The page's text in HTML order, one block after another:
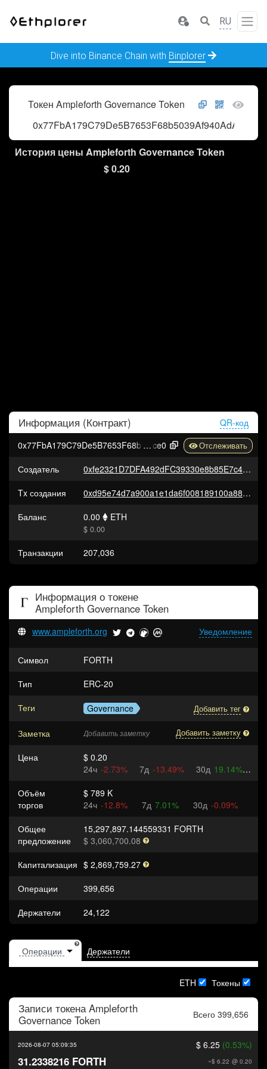
RU
Dive into Binance Chain with Binplorer
Токен Ampleforth Governance Token
0x77FbA179C79De5B7653F68b5039Af940AdA60ce0
История цены Ampleforth Governance Token
$ 0.20
Информация (Контракт)
QR-код
0x77FbA179C79De5B7653F68b5039Af940AdA60
ce0
Создатель
0xfe2321D7DFA492dFC39330e8b85E7c49161e7F98
Tx создания
0xd95e74d7a900a1e1da6f008189100a88717ed7127887d09b054ac7b751bf997e
Баланс
0.00 ETH
$ 0.00
Транзакции 207,036
Информация о токене
Ampleforth Governance Token
Уведомление
www.ampleforth.org
Символ
FORTH
Тип
ERC-20
Теги
Governance Добавить тег
Заметка Добавить заметку Добавить заметку
Цена
$ 0.20
24ч -2.73% 7д -13.49% 30д 19.14%
Объём
торгов
$ 789 K
24ч -12.8% 7д 7.01% 30д -0.09%
Общее
предложение
15,297,897.144559331 FORTH
$ 3,060,700.08
Капитализация $ 2,869,759.27
Операции
399,656
Держатели
24,122
Держатели
ETH Токены
Записи токена Ampleforth
Governance Token
Всего 399,656
2026-08-07 05:09:35 $ 6.25 (0.53%)
~$ 6.22 @ 0.20
31.2338216 FORTH